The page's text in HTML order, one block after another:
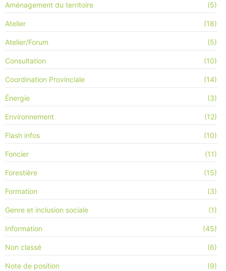
Aménagement du territoire (5)
Atelier (18)
Atelier/Forum (5)
Consultation (10)
Coordination Provinciale (14)
Énergie (3)
Environnement (12)
Flash infos (10)
Foncier (11)
Forestière (15)
Formation (3)
Genre et inclusion sociale (1)
Information (45)
Non classé (6)
Note de position (9)